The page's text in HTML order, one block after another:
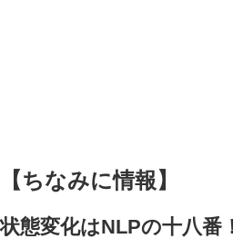
【ちなみに情報】
状態変化はNLPの十八番！